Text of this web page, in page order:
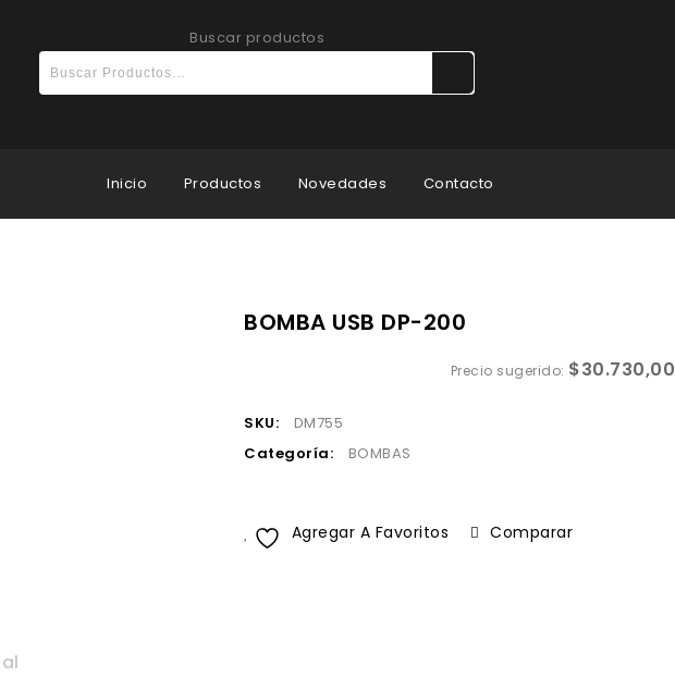
Buscar productos
Inicio Productos Novedades Contacto
BOMBA USB DP-200
Precio sugerido: $30.730,00
SKU:
DM755
Categoría:
BOMBAS
Agregar A Favoritos Comparar